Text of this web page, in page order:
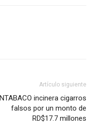
Artículo siguiente
INTABACO incinera cigarros
falsos por un monto de
RD$17.7 millones